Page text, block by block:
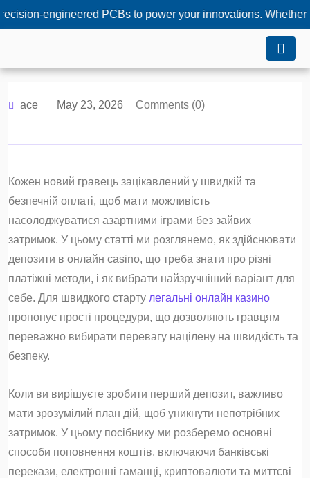
PCBs to power your innovations. Whether you
ace May 23, 2026 Comments (0)
Кожен новий гравець зацікавлений у швидкій та
безпечній оплаті, щоб мати можливість
насолоджуватися азартними іграми без зайвих
затримок. У цьому статті ми розглянемо, як здійснювати
депозити в онлайн casino, що треба знати про різні
платіжні методи, і як вибрати найзручніший варіант для
себе. Для швидкого старту легальні онлайн казино
пропонує прості процедури, що дозволяють гравцям
переважно вибирати перевагу націлену на швидкість та
безпеку.
Коли ви вирішуєте зробити перший депозит, важливо
мати зрозумілий план дій, щоб уникнути непотрібних
затримок. У цьому посібнику ми розберемо основні
способи поповнення коштів, включаючи банківські
перекази, електронні гаманці, криптовалюти та миттєві